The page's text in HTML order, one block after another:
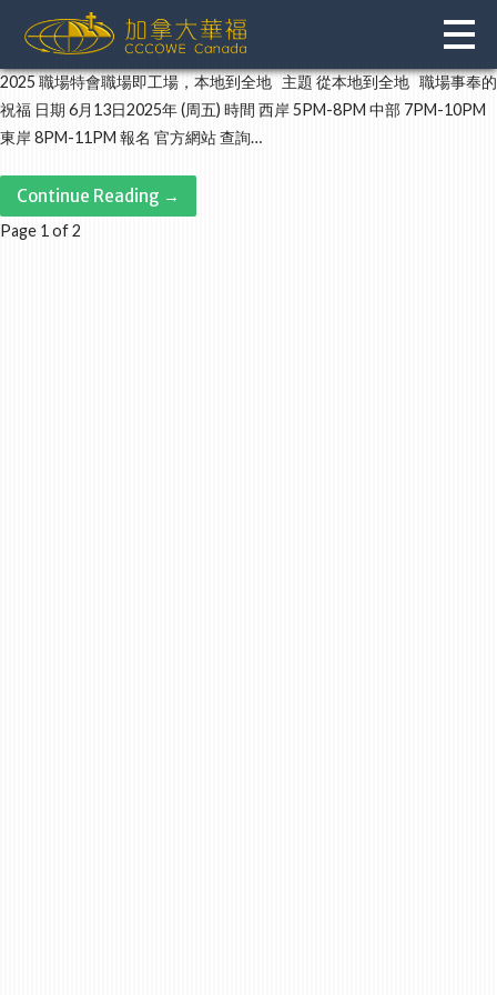
content
2025 職場特會職場即工場，本地到全地 主題 從本地到全地 職場事奉的
祝福 日期 6月13日2025年 (周五) 時間 西岸 5PM-8PM 中部 7PM-10PM
東岸 8PM-11PM 報名 官方網站 查詢…
Continue Reading →
Post
Page 1 of 2